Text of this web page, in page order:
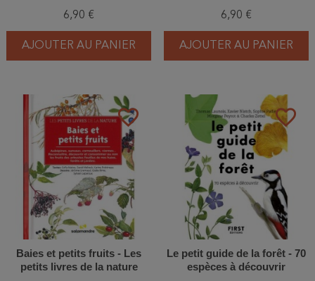
6,90 €
AJOUTER AU PANIER
6,90 €
AJOUTER AU PANIER
favorite_border
Baies et petits fruits - Les
petits livres de la nature
favorite_border
Le petit guide de la forêt - 70
espèces à découvrir